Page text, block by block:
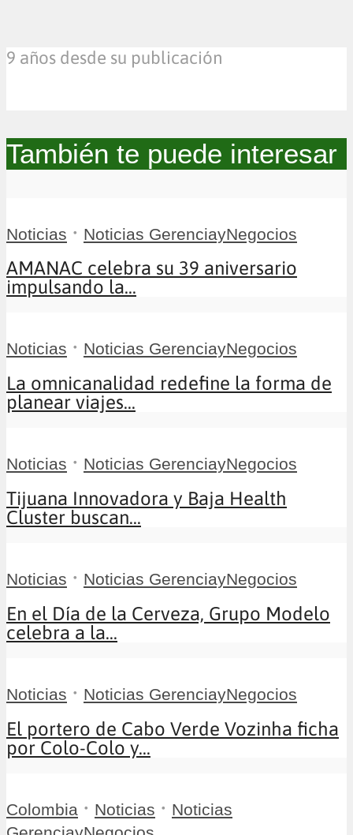
9 años desde su publicación
También te puede interesar
Noticias • Noticias GerenciayNegocios
AMANAC celebra su 39 aniversario
impulsando la...
Noticias • Noticias GerenciayNegocios
La omnicanalidad redefine la forma de
planear viajes...
Noticias • Noticias GerenciayNegocios
Tijuana Innovadora y Baja Health
Cluster buscan...
Noticias • Noticias GerenciayNegocios
En el Día de la Cerveza, Grupo Modelo
celebra a la...
Noticias • Noticias GerenciayNegocios
El portero de Cabo Verde Vozinha ficha
por Colo-Colo y...
Colombia • Noticias • Noticias